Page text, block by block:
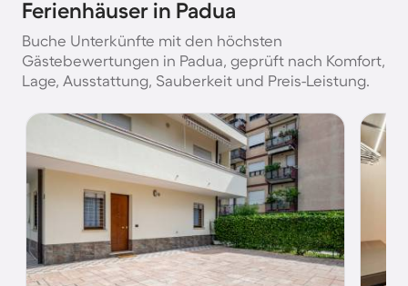
Ferienhäuser in Padua
Buche Unterkünfte mit den höchsten
Gästebewertungen in Padua, geprüft nach Komfort,
Lage, Ausstattung, Sauberkeit und Preis-Leistung.